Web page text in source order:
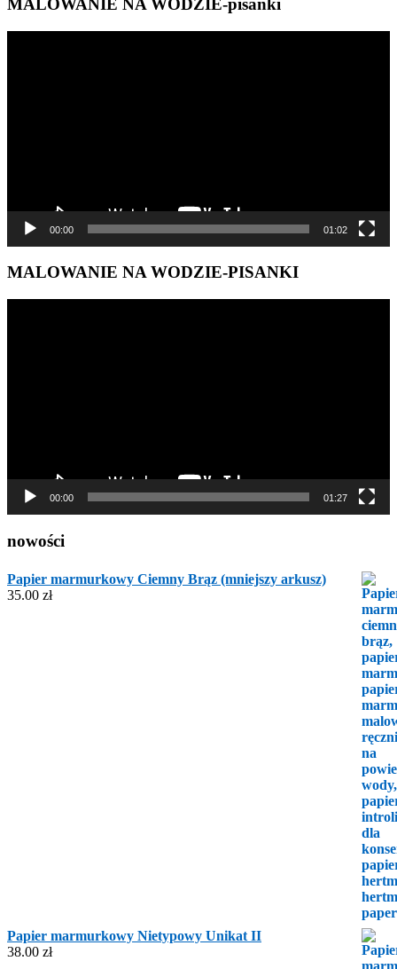
MALOWANIE NA WODZIE-pisanki
00:00 01:02
MALOWANIE NA WODZIE-PISANKI
00:00 01:27
nowości
Papier marmurkowy Ciemny Brąz (mniejszy arkusz)
35.00 zł
Papier marmurkowy Nietypowy Unikat II
38.00 zł